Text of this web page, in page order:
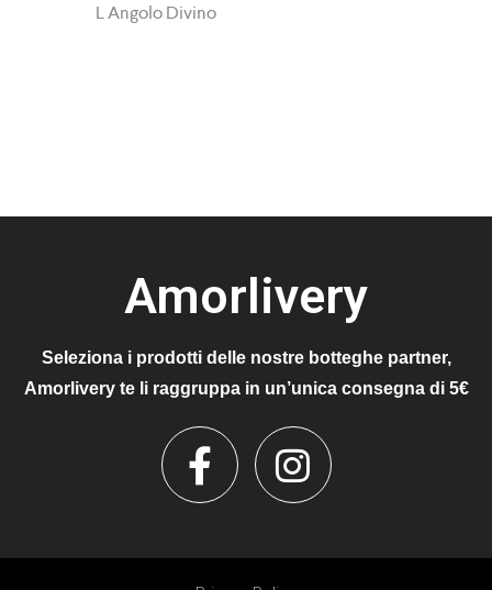
L Angolo Divino
Amorlivery
Seleziona i prodotti delle nostre botteghe partner,
Amorlivery te li raggruppa in un’unica consegna di 5€